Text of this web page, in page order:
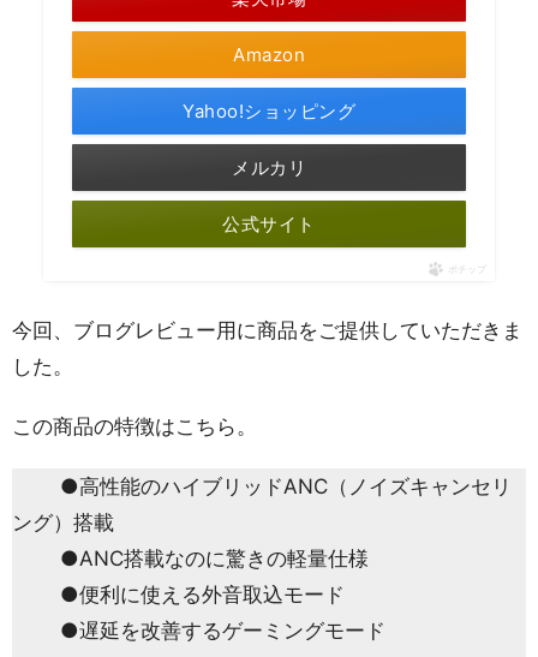
Amazon
Yahoo!ショッピング
メルカリ
公式サイト
ポチップ
今回、ブログレビュー用に商品をご提供していただきま
した。
この商品の特徴はこちら。
●高性能のハイブリッドANC（ノイズキャンセリ
ング）搭載
●ANC搭載なのに驚きの軽量仕様
●便利に使える外音取込モード
●遅延を改善するゲーミングモード